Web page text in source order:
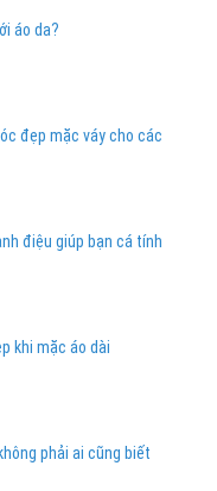
áo da?
đẹp mặc váy cho các
điệu giúp bạn cá tính
khi mặc áo dài
phải ai cũng biết